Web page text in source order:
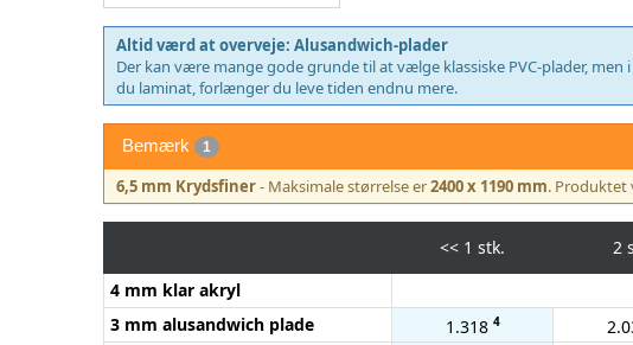
Altid værd at overveje: Alusandwich-plader
Der kan være mange gode grunde til at vælge klassiske PVC-plader,
du laminat, forlænger du leve tiden endnu mere.
Bemærk 1
6,5 mm Krydsfiner- Maksimale størrelse er2400 x 1190 mm. Produktet
<< 1 stk. 2
4 mm klar akryl
3 mm alusandwich plade
1.318 4